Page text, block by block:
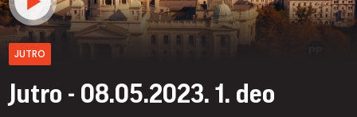
JUTRO
Jutro - 08.05.2023. 1. deo